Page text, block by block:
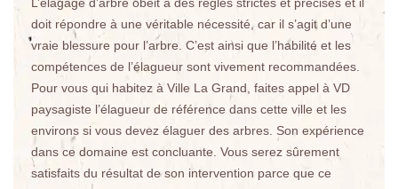
doit répondre à une véritable nécessité, car il s’agit d’une
vraie blessure pour l’arbre. C’est ainsi que l’habilité et les
compétences de l’élagueur sont vivement recommandées.
Pour vous qui habitez à Ville La Grand, faites appel à VD
paysagiste l’élagueur de référence dans cette ville et les
environs si vous devez élaguer des arbres. Son expérience
dans ce domaine est concluante. Vous serez sûrement
satisfaits du résultat de son intervention parce que ce